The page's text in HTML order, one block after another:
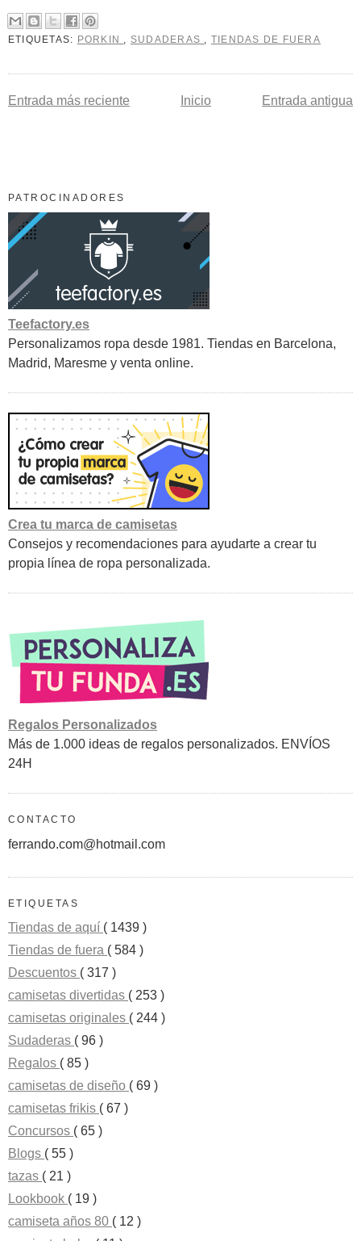
ETIQUETAS: PORKIN , SUDADERAS , TIENDAS DE FUERA
Entrada más reciente Entrada antigua
Inicio
PATROCINADORES
Teefactory.es
Personalizamos ropa desde 1981. Tiendas en Barcelona,
Madrid, Maresme y venta online.
Crea tu marca de camisetas
Consejos y recomendaciones para ayudarte a crear tu
propia línea de ropa personalizada.
Regalos Personalizados
Más de 1.000 ideas de regalos personalizados. ENVÍOS
24H
CONTACTO
ferrando.com@hotmail.com
ETIQUETAS
Tiendas de aquí ( 1439 )
Tiendas de fuera ( 584 )
Descuentos ( 317 )
camisetas divertidas ( 253 )
camisetas originales ( 244 )
Sudaderas ( 96 )
Regalos ( 85 )
camisetas de diseño ( 69 )
camisetas frikis ( 67 )
Concursos ( 65 )
Blogs ( 55 )
tazas ( 21 )
Lookbook ( 19 )
camiseta años 80 ( 12 )